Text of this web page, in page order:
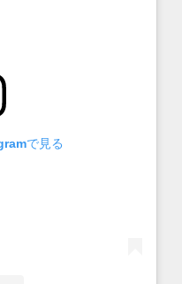
で見る